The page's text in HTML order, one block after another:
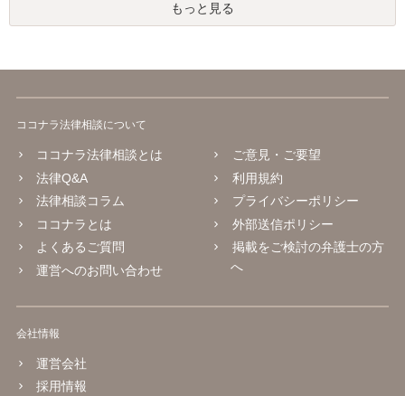
もっと見る
ココナラ法律相談について
ココナラ法律相談とは
法律Q&A
法律相談コラム
ココナラとは
よくあるご質問
運営へのお問い合わせ
ご意見・ご要望
利用規約
プライバシーポリシー
外部送信ポリシー
掲載をご検討の弁護士の方
へ
会社情報
運営会社
採用情報